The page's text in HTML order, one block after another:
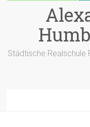
Städtische Realschule